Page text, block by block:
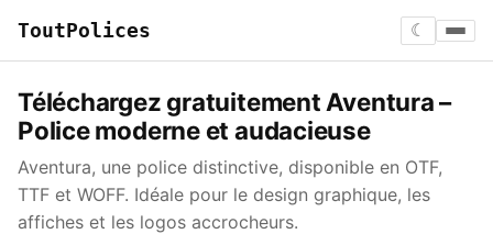
ToutPolices ☾
Téléchargez gratuitement Aventura –
Police moderne et audacieuse
Aventura, une police distinctive, disponible en OTF,
TTF et WOFF. Idéale pour le design graphique, les
affiches et les logos accrocheurs.